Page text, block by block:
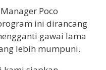
Poco
ini dirancang
gawai lama
lebih mumpuni.